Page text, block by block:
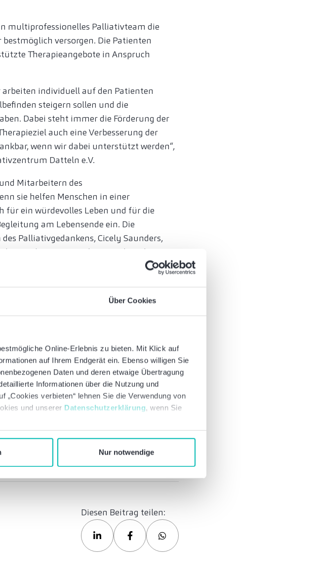
Über Cookies
Online-Erlebnis zu bieten. Mit Klick auf
auf Ihrem Endgerät ein. Ebenso willigen Sie
Daten und deren etwaige Übertragung
Informationen über die Nutzung und
„Cookies verbieten“ lehnen Sie die Verwendung von
und unserer Datenschutzerklärung, wenn Sie
Nur notwendige
multiprofessionelles Palliativteam die
versorgen. Die Patienten
Therapieangebote in Anspruch
arbeiten individuell auf den Patienten
steigern sollen und die
Dabei steht immer die Förderung der
auch eine Verbesserung der
wenn wir dabei unterstützt werden“,
Datteln e.V.
Mitarbeitern des
sie helfen Menschen in einer
für ein würdevolles Leben und für die
am Lebensende ein. Die
Palliativgedankens, Cicely Saunders,
mehr Tage zu geben, sondern den
unterstützen? Informationen rund um
Diesen Beitrag teilen: